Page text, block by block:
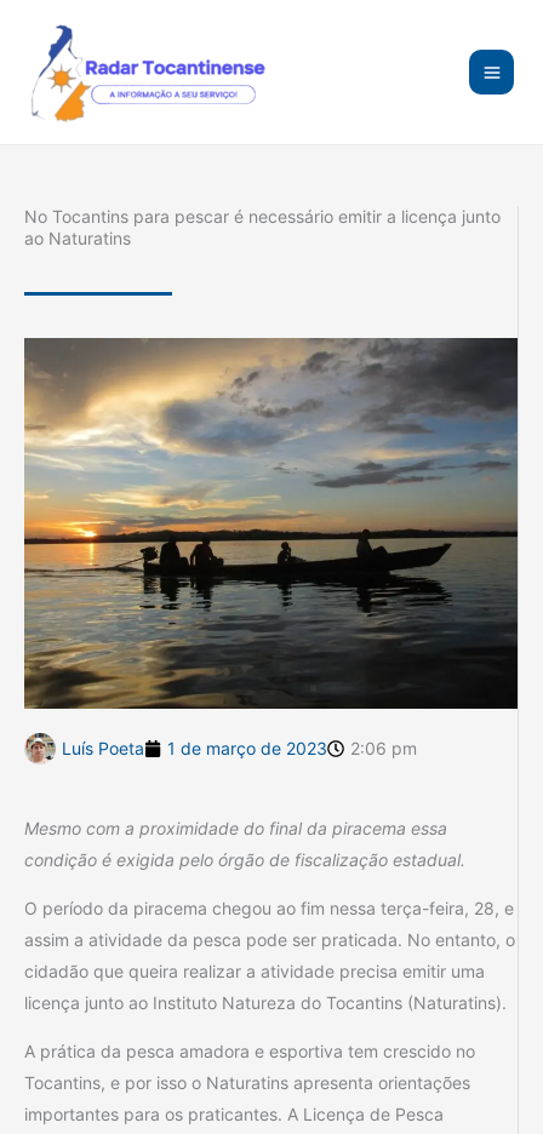
conteúdo
No Tocantins para pescar é necessário emitir a licença junto
ao Naturatins
Luís Poeta 1 de março de 2023 2:06 pm
Mesmo com a proximidade do final da piracema essa
condição é exigida pelo órgão de fiscalização estadual.
O período da piracema chegou ao fim nessa terça-feira, 28, e
assim a atividade da pesca pode ser praticada. No entanto, o
cidadão que queira realizar a atividade precisa emitir uma
licença junto ao Instituto Natureza do Tocantins (Naturatins).
A prática da pesca amadora e esportiva tem crescido no
Tocantins, e por isso o Naturatins apresenta orientações
importantes para os praticantes. A Licença de Pesca